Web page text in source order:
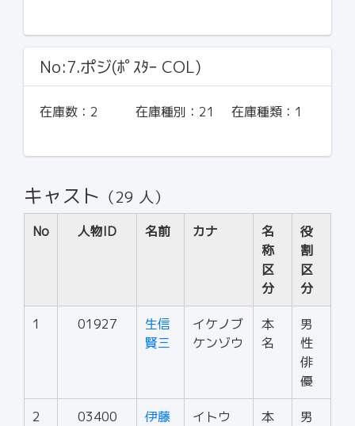
No:7.ポジ(ﾎﾟｽﾀｰ COL)
在庫数： 2 在庫種別： 21 在庫種類： 1
キャスト （29 人）
No 人物ID 名前 カナ
名
称
区
分
役
割
区
分
1 01927
生信
賢三
イケノブ
ケンゾウ
本
名
男
性
俳
優
2 03400
伊藤
イトウ
本
男